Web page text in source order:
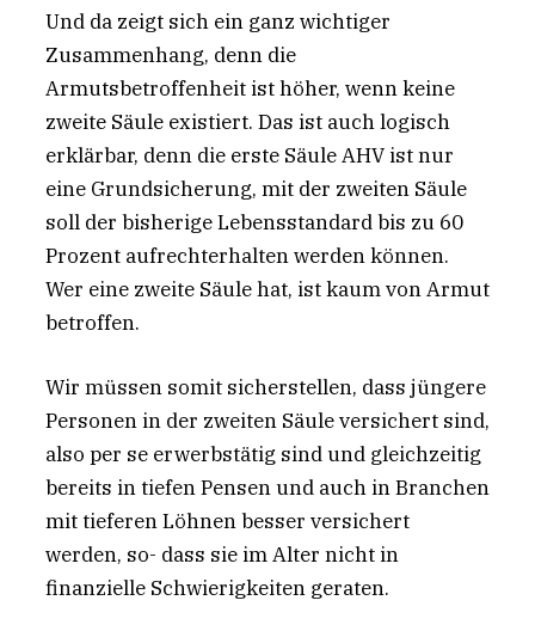
Und da zeigt sich ein ganz wichtiger
Zusammenhang, denn die
Armutsbetroffenheit ist höher, wenn keine
zweite Säule existiert. Das ist auch logisch
erklärbar, denn die erste Säule AHV ist nur
eine Grundsicherung, mit der zweiten Säule
soll der bisherige Lebensstandard bis zu 60
Prozent aufrechterhalten werden können.
Wer eine zweite Säule hat, ist kaum von Armut
betroffen.
Wir müssen somit sicherstellen, dass jüngere
Personen in der zweiten Säule versichert sind,
also per se erwerbstätig sind und gleichzeitig
bereits in tiefen Pensen und auch in Branchen
mit tieferen Löhnen besser versichert
werden, so- dass sie im Alter nicht in
finanzielle Schwierigkeiten geraten.